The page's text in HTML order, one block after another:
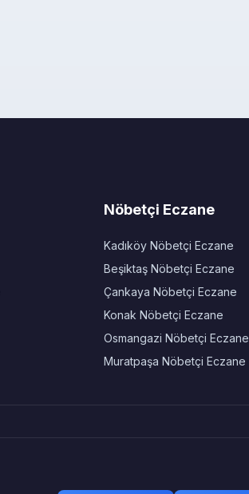
Nöbetçi Eczane
Kadıköy Nöbetçi Eczane
Beşiktaş Nöbetçi Eczane
Çankaya Nöbetçi Eczane
Konak Nöbetçi Eczane
Osmangazi Nöbetçi Eczane
Muratpaşa Nöbetçi Eczane